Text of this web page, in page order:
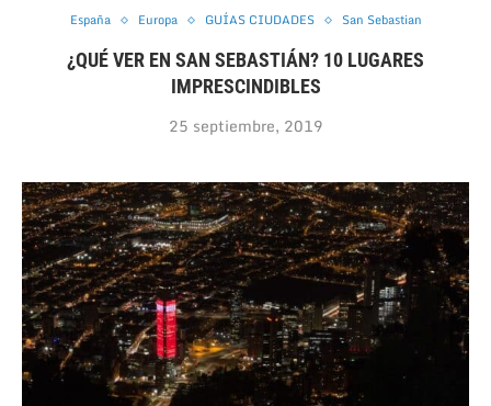
España Europa GUÍAS CIUDADES San Sebastian
¿QUÉ VER EN SAN SEBASTIÁN? 10 LUGARES
IMPRESCINDIBLES
25 septiembre, 2019